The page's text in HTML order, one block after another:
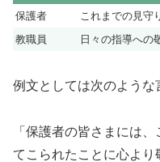
保護者
これまでの見守
教職員
日々の指導への
例文としては次のような
「保護者の皆さまには
てこられたことに心より